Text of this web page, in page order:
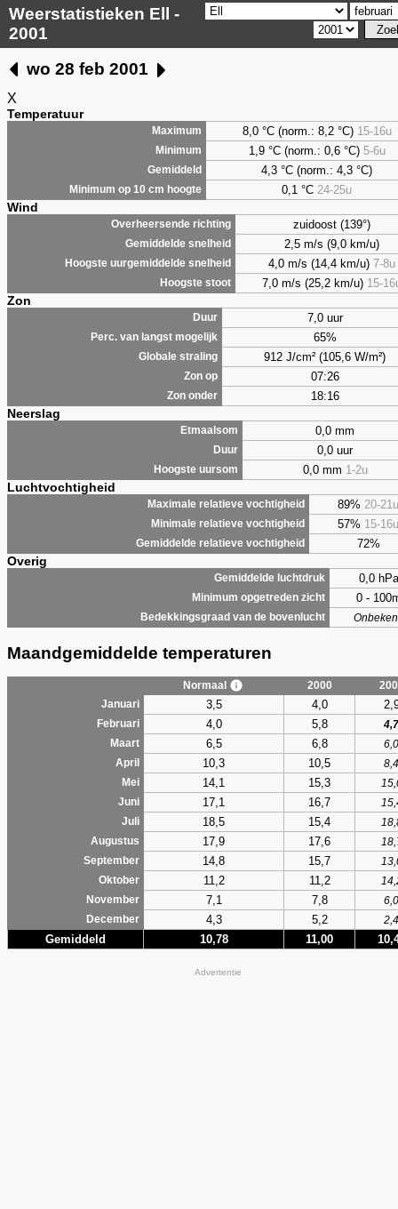
Weerstatistieken Ell -
2001
wo 28 feb 2001
X
Temperatuur
Maximum 8,0 °C (norm.: 8,2 °C) 15-16u
Minimum 1,9 °C (norm.: 0,6 °C) 5-6u
Gemiddeld 4,3 °C (norm.: 4,3 °C)
Minimum op 10 cm hoogte 0,1 °C 24-25u
Wind
Overheersende richting zuidoost (139°)
Gemiddelde snelheid 2,5 m/s (9,0 km/u)
Hoogste uurgemiddelde snelheid 4,0 m/s (14,4 km/u) 7-8u
Hoogste stoot 7,0 m/s (25,2 km/u) 15-
Zon
Duur 7,0 uur
Perc. van langst mogelijk 65%
Globale straling 912 J/cm² (105,6 W/m²)
Zon op 07:26
Zon onder 18:16
Neerslag
Etmaalsom 0,0 mm
Duur 0,0 uur
Hoogste uursom 0,0 mm 1-2u
Luchtvochtigheid
Maximale relatieve vochtigheid 89% 20-21u
Minimale relatieve vochtigheid 57% 15-16u
Gemiddelde relatieve vochtigheid 72%
Overig
Gemiddelde luchtdruk 0,0 hPa
Minimum opgetreden zicht 0 -
Bedekkingsgraad van de bovenlucht
Maandgemiddelde temperaturen
Normaal 2000
Januari
3,5 4,0
Februari 4,0 5,8
4,7
Maart
6,5 6,8
6,0
April
10,3 10,5
8,4
Mei
14,1 15,3
Juni
17,1 16,7
Juli
18,5 15,4
Augustus
17,9 17,6
September
14,8 15,7
Oktober
11,2 11,2
November
7,1 7,8
6,0
December
4,3 5,2 2,4
Gemiddeld 10,78 11,00
Advertentie